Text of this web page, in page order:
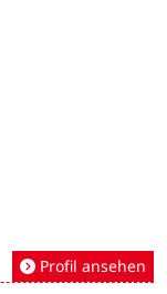
Profil ansehen